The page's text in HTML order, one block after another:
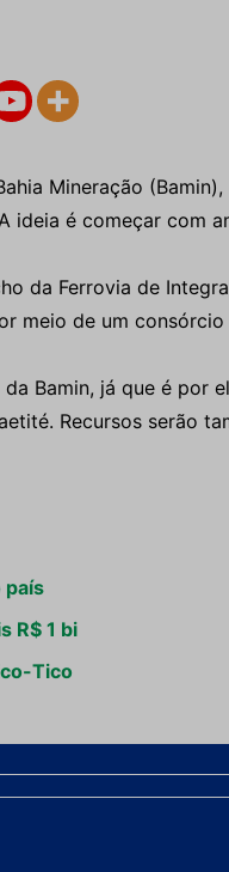
Mineração
ideia é começar com
da Ferrovia de
meio de um
Bamin, já que é por
Recursos serão
país
R$ 1 bi
Tico